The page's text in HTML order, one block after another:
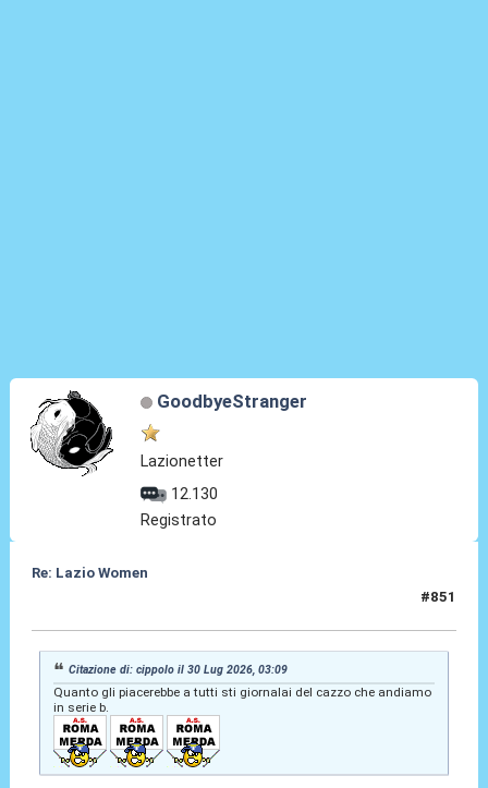
GoodbyeStranger
Lazionetter
12.130
Registrato
Re: Lazio Women
#851
Citazione di: cippolo il 30 Lug 2026, 03:09
Quanto gli piacerebbe a tutti sti giornalai del cazzo che andiamo
in serie b.